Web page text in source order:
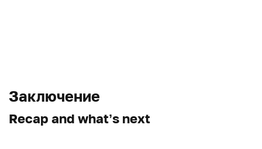
Заключение
Recap and what’s next